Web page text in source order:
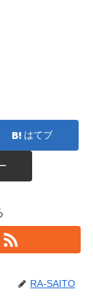
はてブ
RA-SAITO